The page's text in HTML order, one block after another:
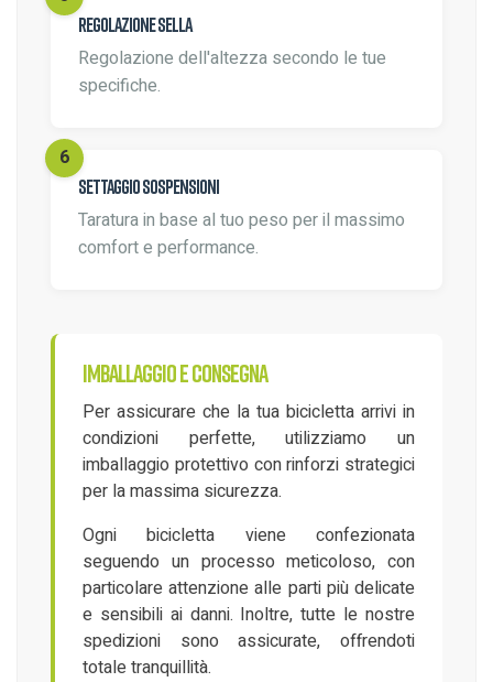
Regolazione sella
Regolazione dell'altezza secondo le tue
specifiche.
Settaggio sospensioni
Taratura in base al tuo peso per il massimo
comfort e performance.
Imballaggio e consegna
Per assicurare che la tua bicicletta arrivi in
condizioni perfette, utilizziamo un
imballaggio protettivo con rinforzi strategici
per la massima sicurezza.
Ogni bicicletta viene confezionata
seguendo un processo meticoloso, con
particolare attenzione alle parti più delicate
e sensibili ai danni. Inoltre, tutte le nostre
spedizioni sono assicurate, offrendoti
totale tranquillità.